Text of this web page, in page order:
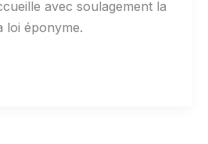
avec soulagement la
loi éponyme.